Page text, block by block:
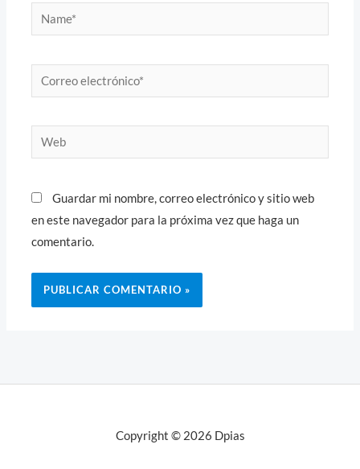
Name*
Correo
electrónico*
Web
Guardar mi nombre, correo electrónico y sitio web
en este navegador para la próxima vez que haga un
comentario.
Copyright © 2026 Dpias